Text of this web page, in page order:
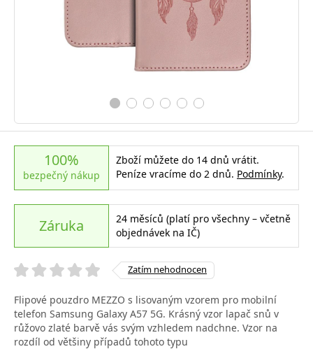
100%
bezpečný nákup
Zboží můžete do 14 dnů vrátit.
Peníze vracíme do 2 dnů. Podmínky.
Záruka
24 měsíců (platí pro všechny – včetně
objednávek na IČ)
Zatím nehodnocen
Flipové pouzdro MEZZO s lisovaným vzorem pro mobilní
telefon Samsung Galaxy A57 5G. Krásný vzor lapač snů v
růžovo zlaté barvě vás svým vzhledem nadchne. Vzor na
rozdíl od většiny případů tohoto typu